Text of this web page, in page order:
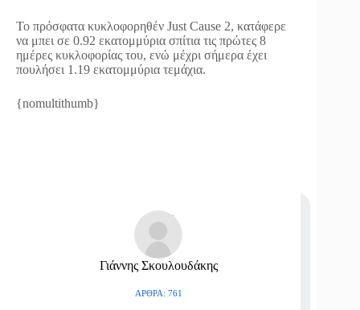
Το πρόσφατα κυκλοφορηθέν Just Cause 2, κατάφερε
να μπει σε 0.92 εκατομμύρια σπίτια τις πρώτες 8
ημέρες κυκλοφορίας του, ενώ μέχρι σήμερα έχει
πουλήσει 1.19 εκατομμύρια τεμάχια.
{nomultithumb}
Γιάννης Σκουλουδάκης
ΆΡΘΡΑ: 761